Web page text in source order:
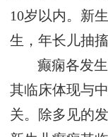
10岁以内。新
生，年长儿抽
癫痫各发
其临床体现与
关。除多见的